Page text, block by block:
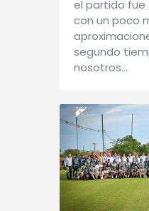
el partido fue
con un poco
segundo
nosotros…